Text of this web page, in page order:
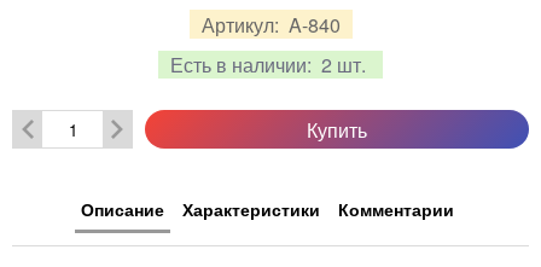
Артикул: A-840
Есть в наличии: 2 шт.
Купить
Описание Характеристики Комментарии